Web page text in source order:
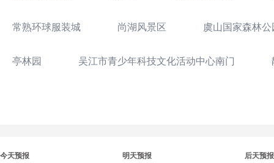
常熟环球服装城 尚湖风景区 虞山国家森林公
亭林园 吴江市青少年科技文化活动中心南门
今天预报
明天预报
后天预报